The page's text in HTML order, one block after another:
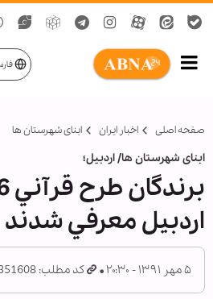
صفحه اصلی اخبار ایران ابنای شهرستان ها
ابنای شهرستان ها/ اردبیل؛
اردبيل معرفي شدند
۵ مهر ۱۳۹۱ - ۲۰:۳۰ کد مطلب: 351608